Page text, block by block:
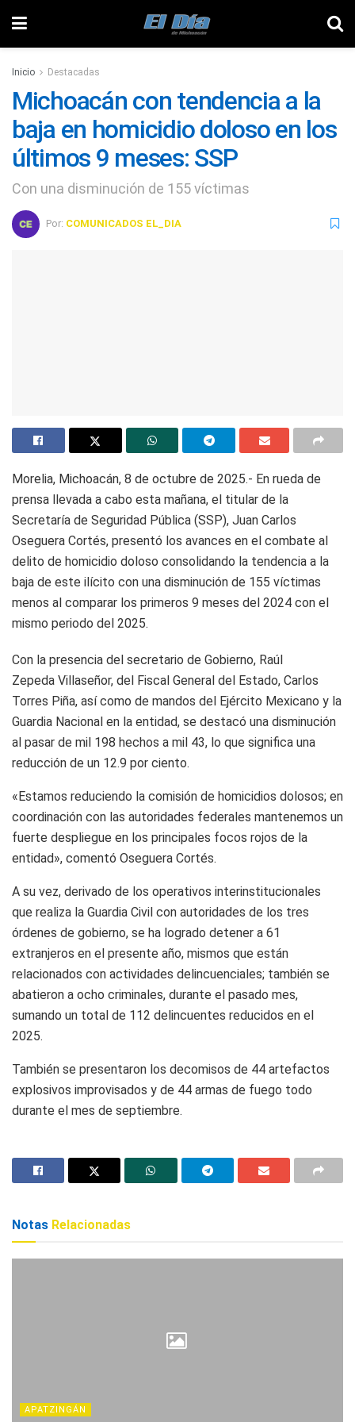
Inicio Destacadas
Michoacán con tendencia a la
baja en homicidio doloso en los
últimos 9 meses: SSP
Con una disminución de 155 víctimas
Por: COMUNICADOS EL_DIA
Morelia, Michoacán, 8 de octubre de 2025.- En rueda de
prensa llevada a cabo esta mañana, el titular de la
Secretaría de Seguridad Pública (SSP), Juan Carlos
Oseguera Cortés, presentó los avances en el combate al
delito de homicidio doloso consolidando la tendencia a la
baja de este ilícito con una disminución de 155 víctimas
menos al comparar los primeros 9 meses del 2024 con el
mismo periodo del 2025.
Con la presencia del secretario de Gobierno, Raúl
Zepeda Villaseñor, del Fiscal General del Estado, Carlos
Torres Piña, así como de mandos del Ejército Mexicano y la
Guardia Nacional en la entidad, se destacó una disminución
al pasar de mil 198 hechos a mil 43, lo que significa una
reducción de un 12.9 por ciento.
«Estamos reduciendo la comisión de homicidios dolosos; en
coordinación con las autoridades federales mantenemos un
fuerte despliegue en los principales focos rojos de la
entidad», comentó Oseguera Cortés.
A su vez, derivado de los operativos interinstitucionales
que realiza la Guardia Civil con autoridades de los tres
órdenes de gobierno, se ha logrado detener a 61
extranjeros en el presente año, mismos que están
relacionados con actividades delincuenciales; también se
abatieron a ocho criminales, durante el pasado mes,
sumando un total de 112 delincuentes reducidos en el
2025.
También se presentaron los decomisos de 44 artefactos
explosivos improvisados y de 44 armas de fuego todo
durante el mes de septiembre.
Notas Relacionadas
APATZINGÁN